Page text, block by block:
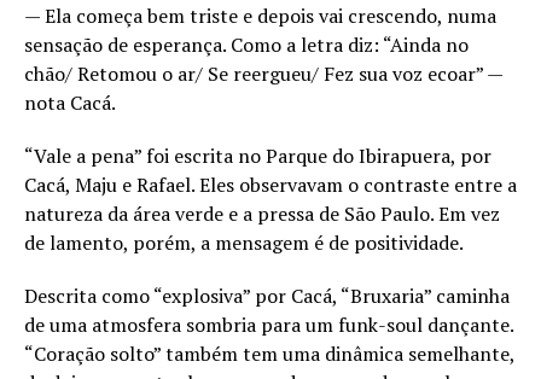
— Ela começa bem triste e depois vai crescendo, numa
sensação de esperança. Como a letra diz: “Ainda no
chão/ Retomou o ar/ Se reergueu/ Fez sua voz ecoar” —
nota Cacá.
“Vale a pena” foi escrita no Parque do Ibirapuera, por
Cacá, Maju e Rafael. Eles observavam o contraste entre a
natureza da área verde e a pressa de São Paulo. Em vez
de lamento, porém, a mensagem é de positividade.
Descrita como “explosiva” por Cacá, “Bruxaria” caminha
de uma atmosfera sombria para um funk-soul dançante.
“Coração solto” também tem uma dinâmica semelhante,